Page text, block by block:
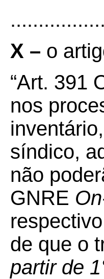
X – o
“Art. 391
nos
síndico,
não
GNRE
de que o
partir de